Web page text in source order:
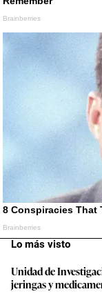
Lo más visto
Unidad de
jeringas y